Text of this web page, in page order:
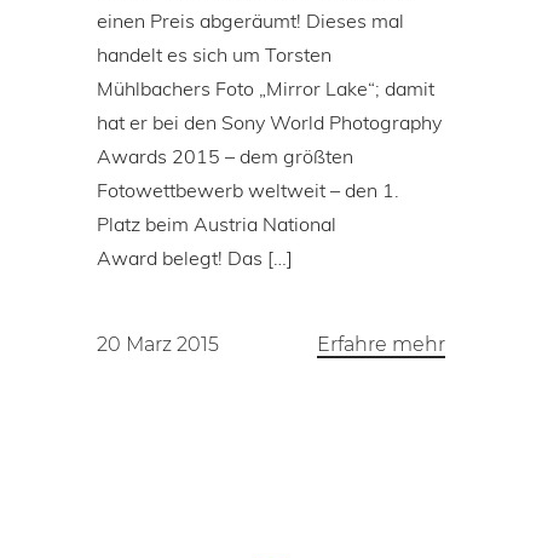
einen Preis abgeräumt! Dieses mal
handelt es sich um Torsten
Mühlbachers Foto „Mirror Lake“; damit
hat er bei den Sony World Photography
Awards 2015 – dem größten
Fotowettbewerb weltweit – den 1.
Platz beim Austria National
Award belegt! Das […]
20 Marz 2015 Erfahre mehr